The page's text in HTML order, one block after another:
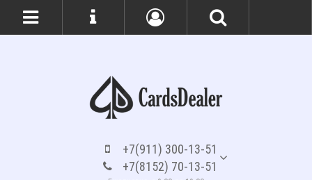
+7(911) 300-13-51
+7(8152) 70-13-51